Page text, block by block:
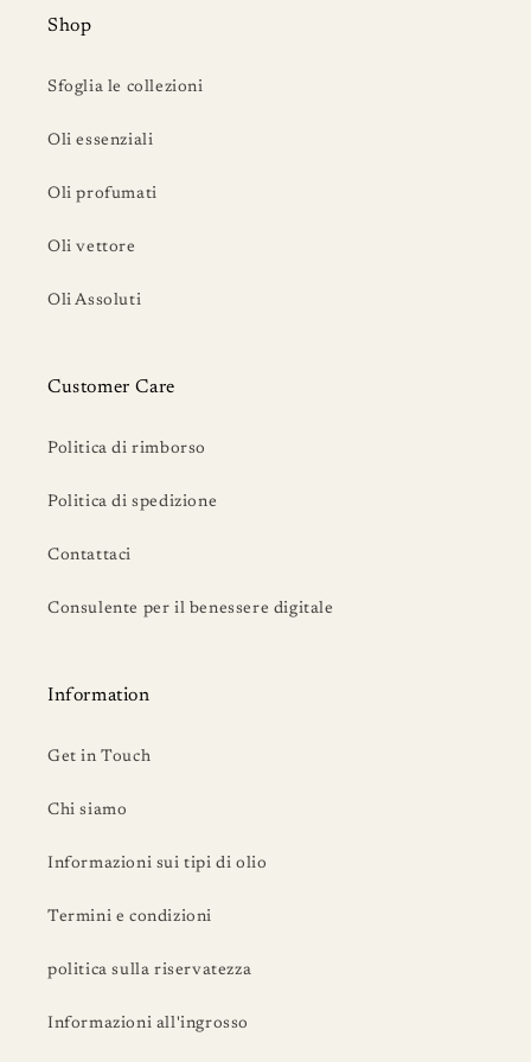
Shop
Sfoglia le collezioni
Oli essenziali
Oli profumati
Oli vettore
Oli Assoluti
Customer Care
Politica di rimborso
Politica di spedizione
Contattaci
Consulente per il benessere digitale
Information
Get in Touch
Chi siamo
Informazioni sui tipi di olio
Termini e condizioni
politica sulla riservatezza
Informazioni all'ingrosso